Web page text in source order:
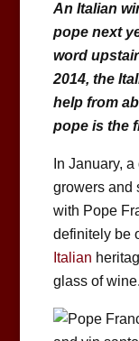
An Italian
pope next
word
2014, the
help from
pope is the
In January,
growers and
with Pope
definitely be
Italian
glass of wine.